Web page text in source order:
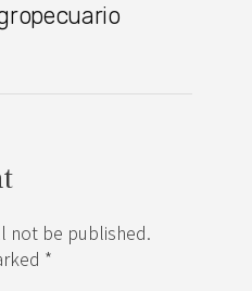
not be published.
*